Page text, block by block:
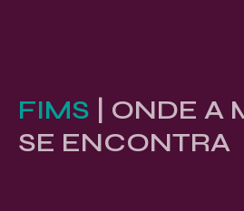
FIMS | ONDE A
SE ENCONTRA